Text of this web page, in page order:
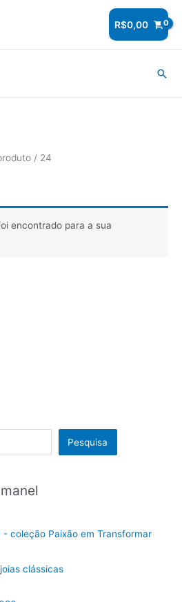
R$0,00
Pesquisa
- coleção Paixão em Transformar
clássicas
/ 24
encontrado para a sua